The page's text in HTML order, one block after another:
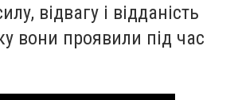
відвагу і відданість
вони проявили під час